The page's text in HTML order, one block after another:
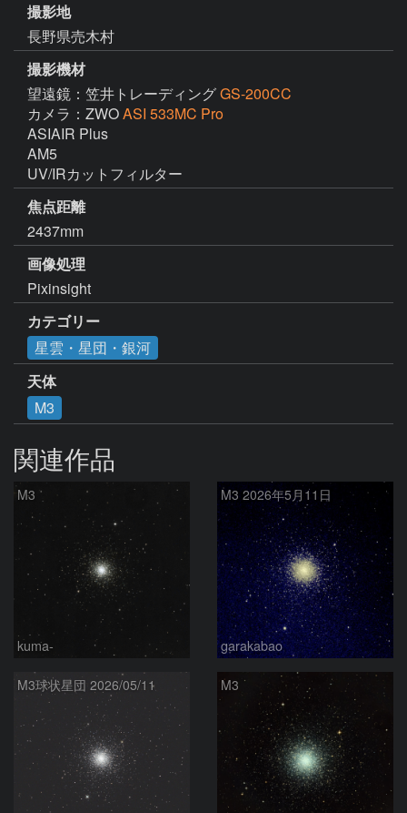
撮影地
長野県売木村
撮影機材
望遠鏡：笠井トレーディングGS-200CC
カメラ：ZWOASI 533MC Pro
ASIAIR Plus
AM5
UV/IRカットフィルター
焦点距離
2437mm
画像処理
Pixinsight
カテゴリー
星雲・星団・銀河
天体
M3
関連作品
M3
kuma-
M3 2026‎年5月11日
garakabao
M3球状星団 2026/05/11 M3